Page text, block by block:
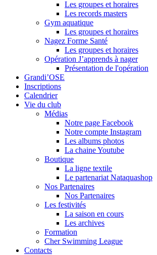
Les groupes et horaires
Les records masters
Gym aquatique
Les groupes et horaires
Nagez Forme Santé
Les groupes et horaires
Opération J’apprends à nager
Présentation de l'opération
Grandi’OSE
Inscriptions
Calendrier
Vie du club
Médias
Notre page Facebook
Notre compte Instagram
Les albums photos
La chaine Youtube
Boutique
La ligne textile
Le partenariat Nataquashop
Nos Partenaires
Nos Partenaires
Les festivités
La saison en cours
Les archives
Formation
Cher Swimming League
Contacts